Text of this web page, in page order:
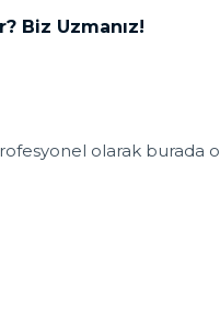
Biz Uzmanız!
olarak burada